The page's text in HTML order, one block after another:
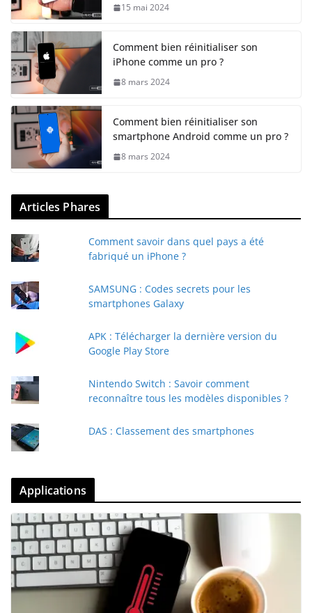
15 mai 2024
Comment bien réinitialiser son
iPhone comme un pro ?
8 mars 2024
Comment bien réinitialiser son
smartphone Android comme un pro ?
8 mars 2024
Articles Phares
Comment savoir dans quel pays a été
fabriqué un iPhone ?
SAMSUNG : Codes secrets pour les
smartphones Galaxy
APK : Télécharger la dernière version du
Google Play Store
Nintendo Switch : Savoir comment
reconnaître tous les modèles disponibles ?
DAS : Classement des smartphones
Applications